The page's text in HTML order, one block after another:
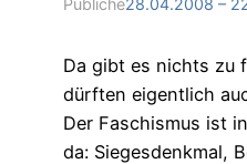
Publiché28.04.2008 –
Da gibt es nichts zu
dürften eigentlich
Der Faschismus ist
da: Siegesdenkmal,